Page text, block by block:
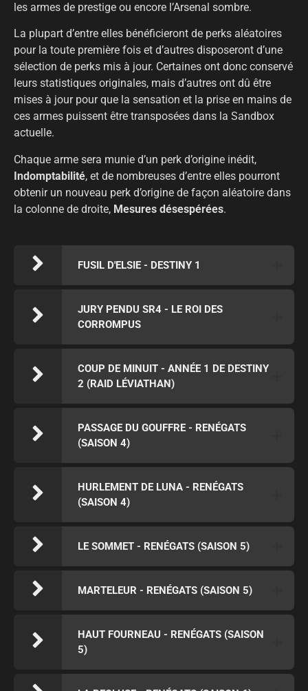
les armes de prestige ou encore l’Arsenal sombre.
La plupart d’entre elles bénéficieront de perks aléatoires
pour la toute première fois et d’autres disposeront d’une
sélection de perks mis à jour. Certaines ont donc conservé
leurs statistiques originales, mais d’autres ont dû être
mises à jour pour que la sensation et la prise en mains de
ces armes puissent être transposées dans la Sandbox
actuelle.
Chaque arme sera munie d’un perk d’origine inédit,
Indomptabilité, et de nombreuses d’entre elles pourront
obtenir un nouveau perk d’origine de façon aléatoire dans
la colonne de droite, Mesures désespérées.
FUSIL D'ELSIE - DESTINY 1
JURY PENDU SR4 - LE ROI DES
CORROMPUS
COUP DE MINUIT - ANNÉE 1 DE DESTINY
2 (RAID LÉVIATHAN)
PASSAGE DU GOUFFRE - RENÉGATS
(SAISON 4)
HURLEMENT DE LUNA - RENÉGATS
(SAISON 4)
LE SOMMET - RENÉGATS (SAISON 5)
MARTELEUR - RENÉGATS (SAISON 5)
HAUT FOURNEAU - RENÉGATS (SAISON
5)